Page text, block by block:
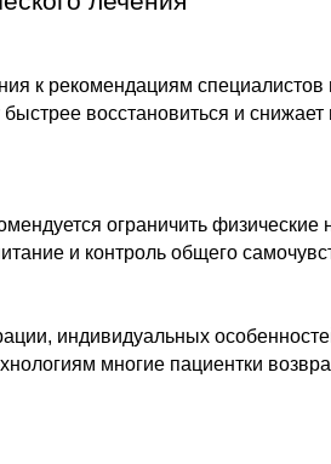
к рекомендациям специалистов
восстановиться и снижает
ограничить физические
и контроль общего
индивидуальных
многие пациентки